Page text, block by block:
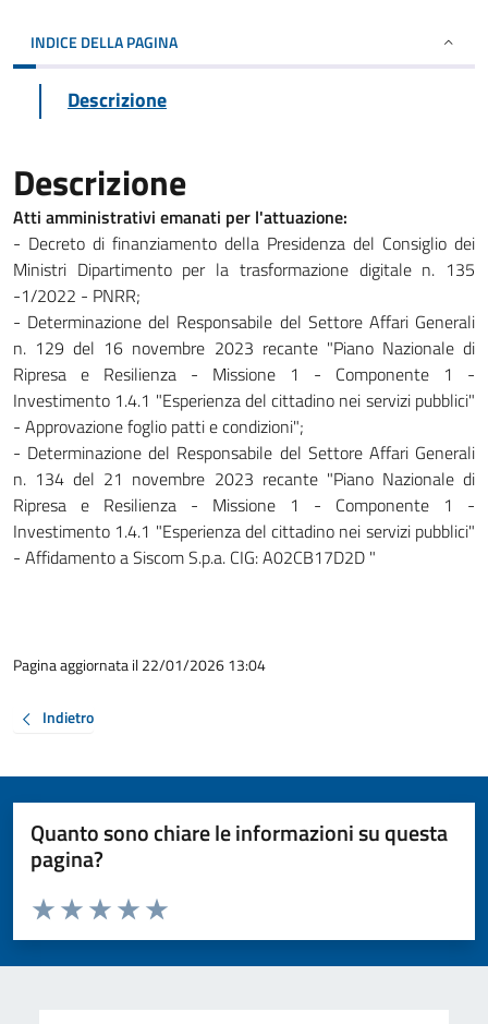
INDICE DELLA PAGINA
Descrizione
Descrizione
Atti amministrativi emanati per l'attuazione:
- Decreto di finanziamento della Presidenza del Consiglio dei
Ministri Dipartimento per la trasformazione digitale n. 135
-1/2022 - PNRR;
- Determinazione del Responsabile del Settore Affari Generali
n. 129 del 16 novembre 2023 recante "Piano Nazionale di
Ripresa e Resilienza - Missione 1 - Componente 1 -
Investimento 1.4.1 "Esperienza del cittadino nei servizi pubblici"
- Approvazione foglio patti e condizioni";
- Determinazione del Responsabile del Settore Affari Generali
n. 134 del 21 novembre 2023 recante "Piano Nazionale di
Ripresa e Resilienza - Missione 1 - Componente 1 -
Investimento 1.4.1 "Esperienza del cittadino nei servizi pubblici"
- Affidamento a Siscom S.p.a. CIG: A02CB17D2D "
Pagina aggiornata il 22/01/2026 13:04
Indietro
Quanto sono chiare le informazioni su questa
pagina?
Valuta da 1 a 5 stelle la pagina
Valuta 5 stelle su 5
Valuta 4 stelle su 5
Valuta 3 stelle su 5
Valuta 2 stelle su 5
Valuta 1 stelle su 5